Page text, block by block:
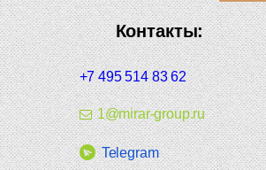
Контакты:
+7 495 514 83 62
1@mirar-group.ru
Telegram